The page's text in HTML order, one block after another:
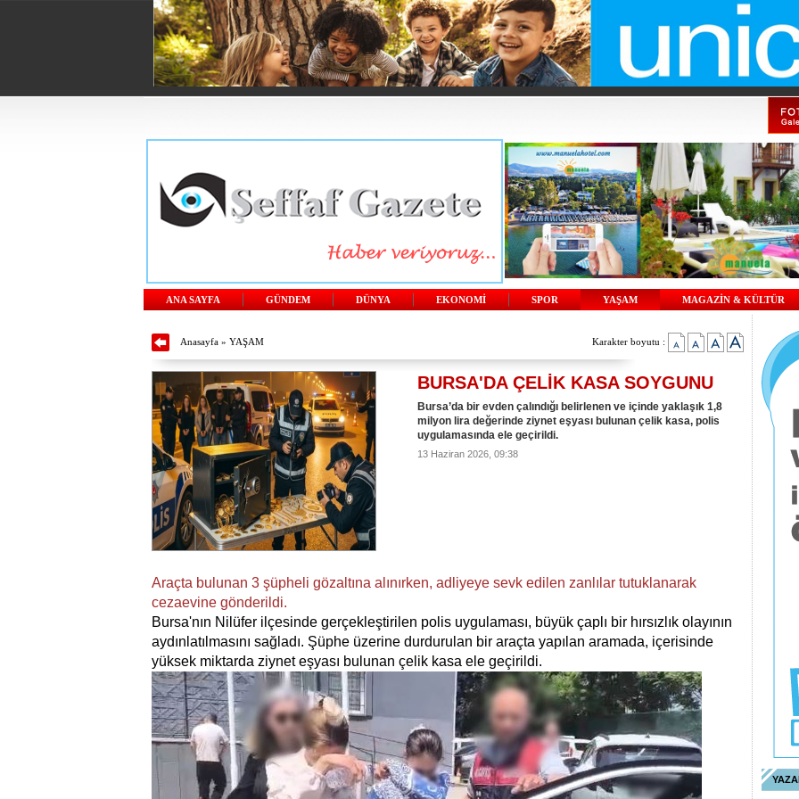
ANA SAYFA GÜNDEM DÜNYA EKONOMİ SPOR YAŞAM MAGAZİN & KÜLTÜR
Anasayfa » YAŞAM Karakter boyutu :
BURSA'DA ÇELİK KASA SOYGUNU
Bursa’da bir evden çalındığı belirlenen ve içinde yaklaşık 1,8
milyon lira değerinde ziynet eşyası bulunan çelik kasa, polis
uygulamasında ele geçirildi.
13 Haziran 2026, 09:38
Araçta bulunan 3 şüpheli gözaltına alınırken, adliyeye sevk edilen zanlılar tutuklanarak
cezaevine gönderildi.
Bursa'nın Nilüfer ilçesinde gerçekleştirilen polis uygulaması, büyük çaplı bir hırsızlık olayının
aydınlatılmasını sağladı. Şüphe üzerine durdurulan bir araçta yapılan aramada, içerisinde
yüksek miktarda ziynet eşyası bulunan çelik kasa ele geçirildi.